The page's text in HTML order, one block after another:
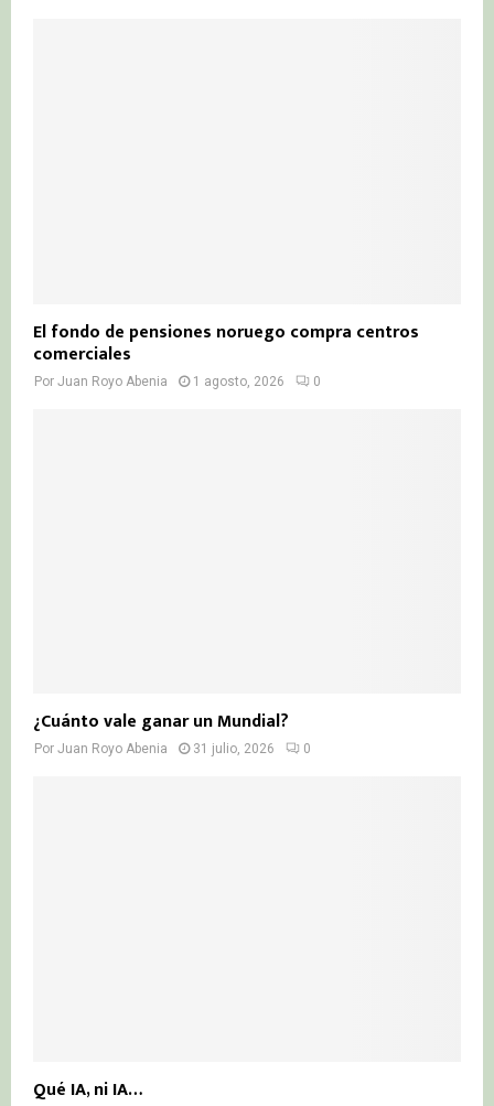
El fondo de pensiones noruego compra centros
comerciales
Por Juan Royo Abenia 1 agosto, 2026 0
¿Cuánto vale ganar un Mundial?
Por Juan Royo Abenia 31 julio, 2026 0
Qué IA, ni IA…